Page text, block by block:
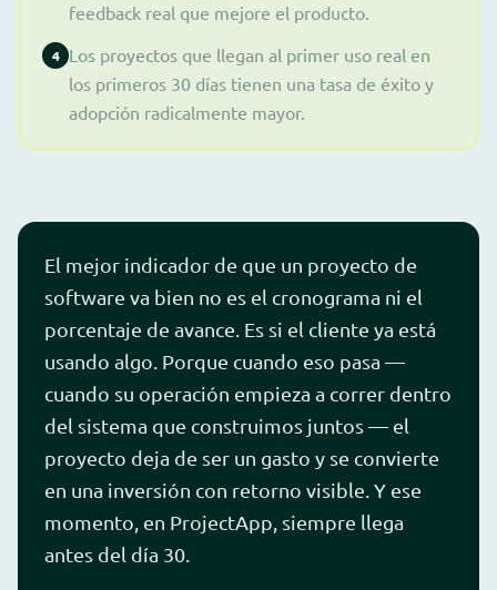
feedback real que mejore el producto.
4 Los proyectos que llegan al primer uso real en
los primeros 30 días tienen una tasa de éxito y
adopción radicalmente mayor.
El mejor indicador de que un proyecto de
software va bien no es el cronograma ni el
porcentaje de avance. Es si el cliente ya está
usando algo. Porque cuando eso pasa —
cuando su operación empieza a correr dentro
del sistema que construimos juntos — el
proyecto deja de ser un gasto y se convierte
en una inversión con retorno visible. Y ese
momento, en ProjectApp, siempre llega
antes del día 30.